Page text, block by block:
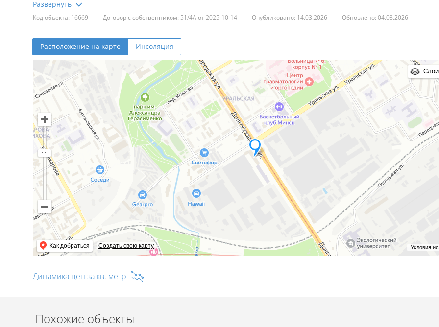
Агентство недвижимости
Код объекта: 16669 Договор с собственником: 51/4А от 2025-10-14 Опубликовано: 14.03.2026 Обновлено: 04.08.2026
Расположение на карте Инсоляция
Условия
Как добраться Создать свою карту
Слои
Динамика цен за кв. метр
Похожие объекты